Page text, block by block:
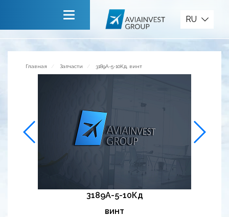
Сервисы
Обратная связь
RU
Главная Запчасти 3189А-5-10Кд, винт
3189А-5-10Кд
винт